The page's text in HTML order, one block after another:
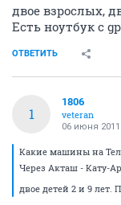
двое взрослых,
Есть ноутбук с
ОТВЕТИТЬ
1
1806
veteran
06 июня 2011
Какие машины на
Через Акташ - Кату-
двое детей 2 и 9 лет.